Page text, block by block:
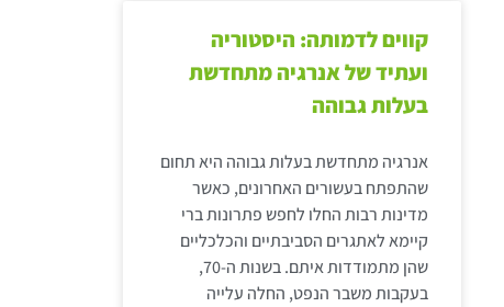
קווים לדמותה: היסטוריה
ועתיד של אנרגיה מתחדשת
בעלות גבוהה
אנרגיה מתחדשת בעלות גבוהה היא תחום
שהתפתח בעשורים האחרונים, כאשר
מדינות רבות החלו לחפש פתרונות ברי
קיימא לאתגרים הסביבתיים והכלכליים
שהן מתמודדות איתם. בשנות ה-70,
בעקבות משבר הנפט, החלה עלייה